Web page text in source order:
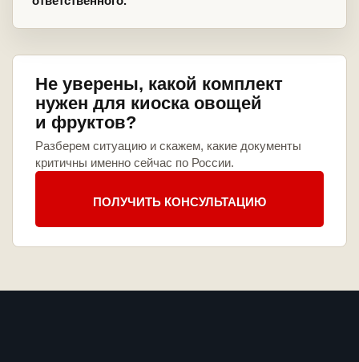
Не уверены, какой комплект
нужен для киоска овощей
и фруктов?
Разберем ситуацию и скажем, какие документы
критичны именно сейчас по России.
ПОЛУЧИТЬ КОНСУЛЬТАЦИЮ